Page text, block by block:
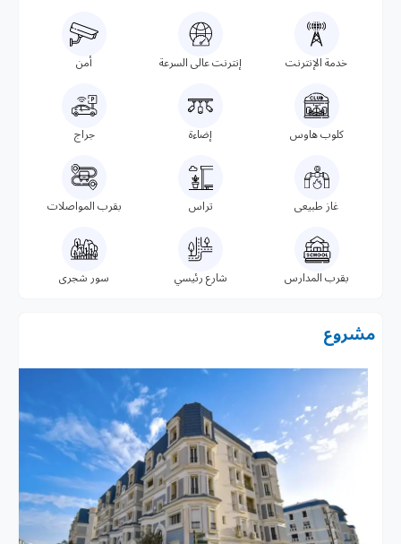
خدمة الإنترنت إنترنت عالى السرعة أمن
كلوب هاوس إضاءة جراج
غاز طبيعى تراس بقرب المواصلات
بقرب المدارس شارع رئيسي سور شجرى
مشروع